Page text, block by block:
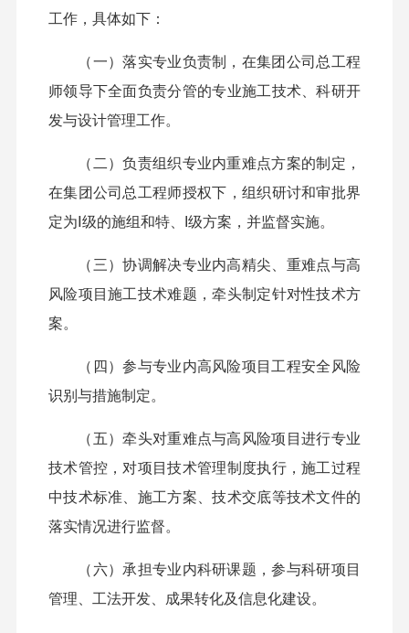
工作，具体如下：
（一）落实专业负责制，在集团公司 总工程
师领导下全面负责分管的专业施工技术、科研开
发与设计管理工作。
（二）负责组织专业内重难点方案的制定，
在集团公司 总工程师授权下，组织研讨和审批界
定为Ⅰ级的施组和特、I级方案，并监督实施。
（三）协调解决专业内高精尖、重难点与高
风险项目施工技术难题，牵头制定针对性技术方
案。
（四）参与专业内高风险项目工程安全风险
识别与措施制定。
（五）牵头对重难点与高风险项目进行专业
技术管控，对项目技术管理制度执行，施工过程
中技术标准、施工方案、技术交底等技术文件的
落实情况进行监督。
（六）承担专业内科研课题，参与科研项目
管理、工法开发、成果转化及信息化建设。